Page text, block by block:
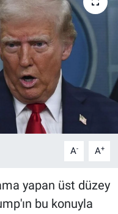
A- A+
yapan üst düzey
bu konuyla